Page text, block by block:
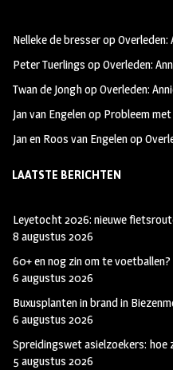
oo
k
m
Nelleke de bresseropOverleden:
Peter Tuerlings opOverleden:
Twan de JonghopOverleden:
Jan van Engelenop Probleem
Jan en Roos van Engelenop
LAATSTE BERICHTEN
Leyetocht 2026: nieuwe
8 augustus 2026
60+ en nog zin om te
6 augustus 2026
Buxusplanten in brand in
6 augustus 2026
Spreidingswet asielzoekers: hoe
5 augustus 2026